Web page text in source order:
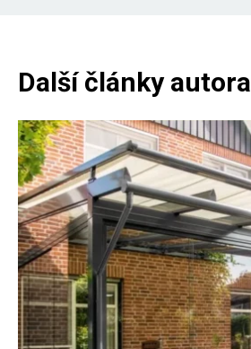
Další články autora